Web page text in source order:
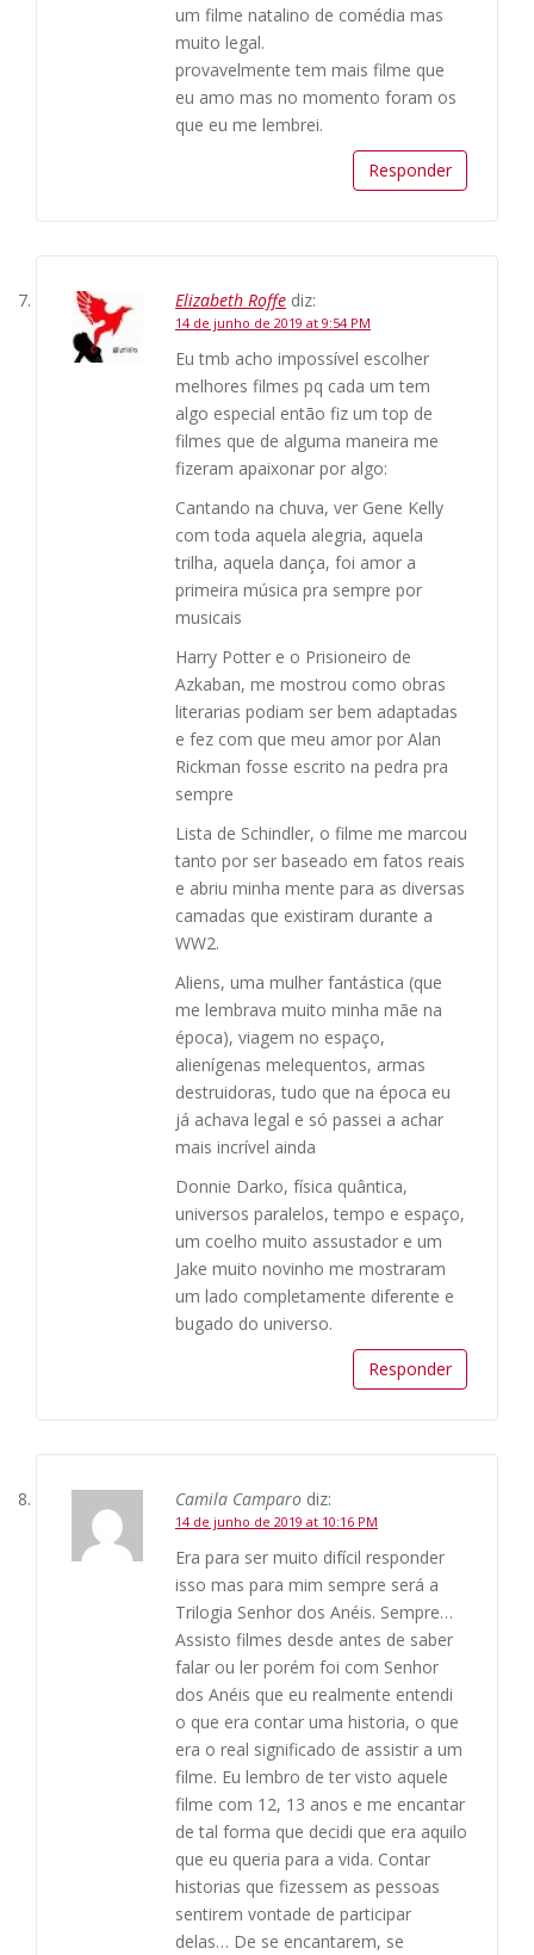
um filme natalino de comédia mas
muito legal.
provavelmente tem mais filme que
eu amo mas no momento foram os
que eu me lembrei.
Responder
Elizabeth Roffe diz:
14 de junho de 2019 at 9:54 PM
Eu tmb acho impossível escolher
melhores filmes pq cada um tem
algo especial então fiz um top de
filmes que de alguma maneira me
fizeram apaixonar por algo:
Cantando na chuva, ver Gene Kelly
com toda aquela alegria, aquela
trilha, aquela dança, foi amor a
primeira música pra sempre por
musicais
Harry Potter e o Prisioneiro de
Azkaban, me mostrou como obras
literarias podiam ser bem adaptadas
e fez com que meu amor por Alan
Rickman fosse escrito na pedra pra
sempre
Lista de Schindler, o filme me marcou
tanto por ser baseado em fatos reais
e abriu minha mente para as diversas
camadas que existiram durante a
WW2.
Aliens, uma mulher fantástica (que
me lembrava muito minha mãe na
época), viagem no espaço,
alienígenas melequentos, armas
destruidoras, tudo que na época eu
já achava legal e só passei a achar
mais incrível ainda
Donnie Darko, física quântica,
universos paralelos, tempo e espaço,
um coelho muito assustador e um
Jake muito novinho me mostraram
um lado completamente diferente e
bugado do universo.
Responder
Camila Camparo diz:
14 de junho de 2019 at 10:16 PM
Era para ser muito difícil responder
isso mas para mim sempre será a
Trilogia Senhor dos Anéis. Sempre…
Assisto filmes desde antes de saber
falar ou ler porém foi com Senhor
dos Anéis que eu realmente entendi
o que era contar uma historia, o que
era o real significado de assistir a um
filme. Eu lembro de ter visto aquele
filme com 12, 13 anos e me encantar
de tal forma que decidi que era aquilo
que eu queria para a vida. Contar
historias que fizessem as pessoas
sentirem vontade de participar
delas… De se encantarem, se